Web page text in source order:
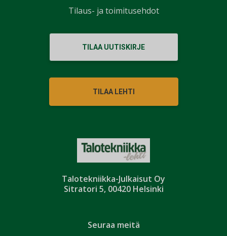
Talotekniikka-Julkaisut Oy
Sitratori 5, 00420 Helsinki
TILAA UUTISKIRJE
TILAA LEHTI
Seuraa meitä
Tilaus- ja toimitusehdot